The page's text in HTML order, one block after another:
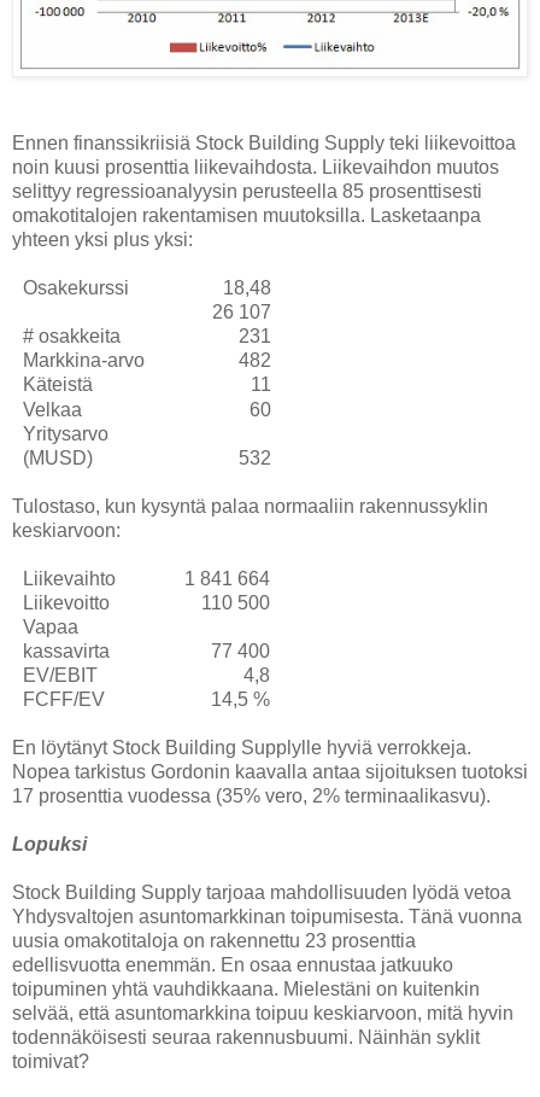
Ennen finanssikriisiä Stock Building Supply teki liikevoittoa
noin kuusi prosenttia liikevaihdosta. Liikevaihdon muutos
selittyy regressioanalyysin perusteella 85 prosenttisesti
omakotitalojen rakentamisen muutoksilla. Lasketaanpa
yhteen yksi plus yksi:
Osakekurssi 18,48
# osakkeita
26 107
231
Markkina-arvo
482
Käteistä
11
Velkaa
60
Yritysarvo
(MUSD)
532
Tulostaso, kun kysyntä palaa normaaliin rakennussyklin
keskiarvoon:
Liikevaihto
1 841 664
Liikevoitto
110 500
Vapaa
kassavirta
77 400
EV/EBIT
4,8
FCFF/EV
14,5 %
En löytänyt Stock Building Supplylle hyviä verrokkeja.
Nopea tarkistus Gordonin kaavalla antaa sijoituksen tuotoksi
17 prosenttia vuodessa (35% vero, 2% terminaalikasvu).
Lopuksi
Stock Building Supply tarjoaa mahdollisuuden lyödä vetoa
Yhdysvaltojen asuntomarkkinan toipumisesta. Tänä vuonna
uusia omakotitaloja on rakennettu 23 prosenttia
edellisvuotta enemmän. En osaa ennustaa jatkuuko
toipuminen yhtä vauhdikkaana. Mielestäni on kuitenkin
selvää, että asuntomarkkina toipuu keskiarvoon, mitä hyvin
todennäköisesti seuraa rakennusbuumi. Näinhän syklit
toimivat?